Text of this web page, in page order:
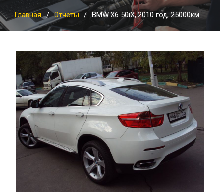
Главная Отчеты BMW X6 50iX, 2010 год, 25000км.